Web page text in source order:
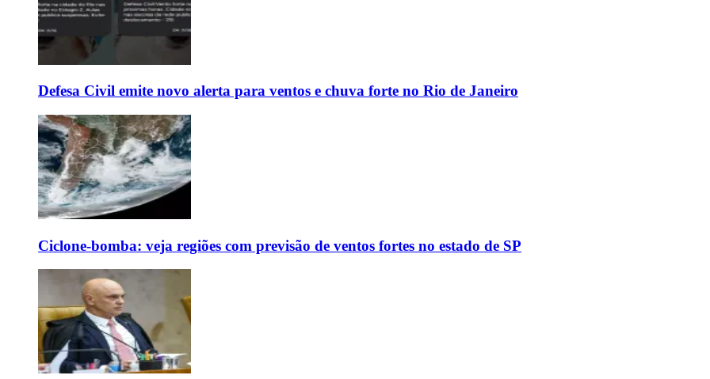
Defesa Civil emite novo alerta para ventos e chuva forte no Rio de Janeiro
Ciclone-bomba: veja regiões com previsão de ventos fortes no estado de SP